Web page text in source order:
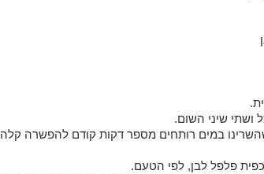
ושתי שיני השום.
במים רותחים מספר דקות קודם להפשרה קלה
פלפל לבן, לפי הטעם.